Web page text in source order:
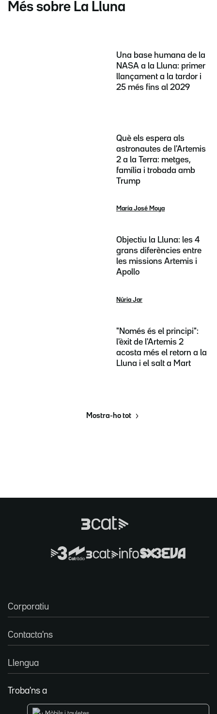
Més sobre La Lluna
Una base humana de la
NASA a la Lluna: primer
llançament a la tardor i
25 més fins al 2029
Què els espera als
astronautes de l'Artemis
2 a la Terra: metges,
família i trobada amb
Trump
María José Moya
Objectiu la Lluna: les 4
grans diferències entre
les missions Artemis i
Apollo
Núria Jar
"Només és el principi":
l'èxit de l'Artemis 2
acosta més el retorn a la
Lluna i el salt a Mart
Mostra-ho tot
Corporatiu
Contacta'ns
Llengua
Troba'ns a